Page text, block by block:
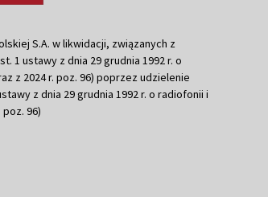
S.A. w likwidacji, związanych z
1 ustawy z dnia 29 grudnia 1992 r. o
z 2024 r. poz. 96) poprzez udzielenie
z dnia 29 grudnia 1992 r. o radiofonii i
poz. 96)